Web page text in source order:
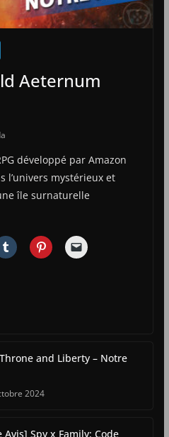
Aeternum
développé par Amazon
l’univers mystérieux et
île surnaturelle
and Liberty – Notre
2024
Avis] Spy x Family: Code